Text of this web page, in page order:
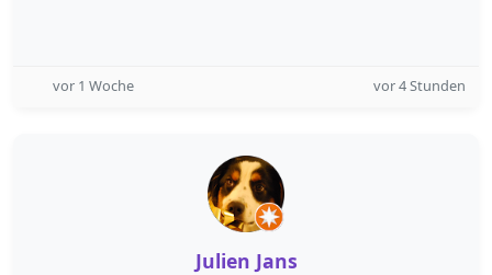
vor 1 Woche vor 4 Stunden
Julien Jans